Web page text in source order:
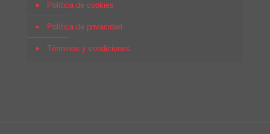
Política de cookies
Política de privacidad
Términos y condiciones